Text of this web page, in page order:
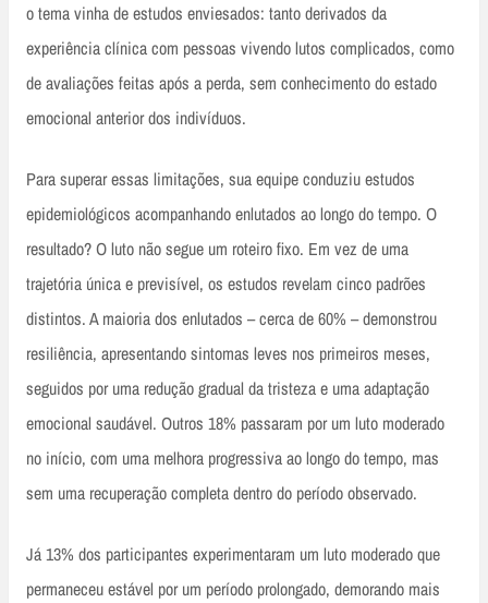
o tema vinha de estudos enviesados: tanto derivados da
experiência clínica com pessoas vivendo lutos complicados, como
de avaliações feitas após a perda, sem conhecimento do estado
emocional anterior dos indivíduos.
Para superar essas limitações, sua equipe conduziu estudos
epidemiológicos acompanhando enlutados ao longo do tempo. O
resultado? O luto não segue um roteiro fixo. Em vez de uma
trajetória única e previsível, os estudos revelam cinco padrões
distintos. A maioria dos enlutados – cerca de 60% – demonstrou
resiliência, apresentando sintomas leves nos primeiros meses,
seguidos por uma redução gradual da tristeza e uma adaptação
emocional saudável. Outros 18% passaram por um luto moderado
no início, com uma melhora progressiva ao longo do tempo, mas
sem uma recuperação completa dentro do período observado.
Já 13% dos participantes experimentaram um luto moderado que
permaneceu estável por um período prolongado, demorando mais